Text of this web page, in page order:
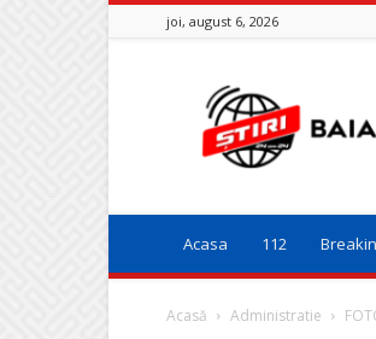
joi, august 6, 2026
Baia
Mare
24
Acasa 112
Acasă Administratie